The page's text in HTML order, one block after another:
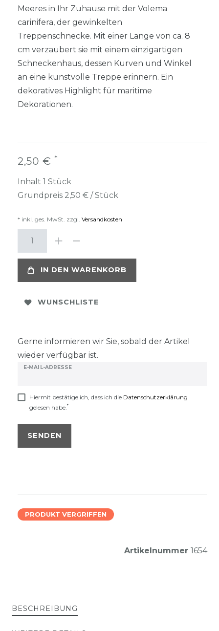
Meeres in Ihr Zuhause mit der Volema
carinifera, der gewinkelten
Treppenschnecke. Mit einer Länge von ca. 8
cm verzaubert sie mit einem einzigartigen
Schneckenhaus, dessen Kurven und Winkel
an eine kunstvolle Treppe erinnern. Ein
dekoratives Highlight für maritime
Dekorationen.
2,50 € *
Inhalt 1 Stück
Grundpreis 2,50 € / Stück
* inkl. ges. MwSt. zzgl. Versandkosten
IN DEN WARENKORB
WUNSCHLISTE
Gerne informieren wir Sie, sobald der Artikel
wieder verfügbar ist.
E-MAIL-ADRESSE
Hiermit bestätige ich, dass ich die Daten­schutz­erklärung
gelesen habe. *
SENDEN
PRODUKT VERGRIFFEN
Artikelnummer 1654
BESCHREIBUNG